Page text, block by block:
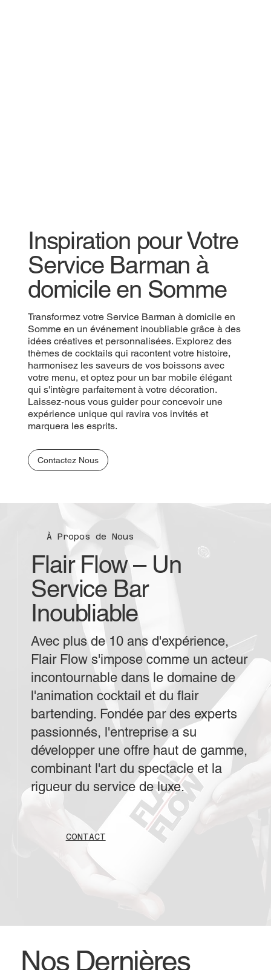
Inspiration pour Votre
Service Barman à
domicile en Somme
Transformez votre Service Barman à domicile en
Somme en un événement inoubliable grâce à des
idées créatives et personnalisées. Explorez des
thèmes de cocktails qui racontent votre histoire,
harmonisez les saveurs de vos boissons avec
votre menu, et optez pour un bar mobile élégant
qui s'intègre parfaitement à votre décoration.
Laissez-nous vous guider pour concevoir une
expérience unique qui ravira vos invités et
marquera les esprits.
Contactez Nous
À Propos de Nous
Flair Flow – Un
Service Bar
Inoubliable
CONTACT
Avec plus de 10 ans d'expérience,
Flair Flow s'impose comme un acteur
incontournable dans le domaine de
l'animation cocktail et du flair
bartending. Fondée par des experts
passionnés, l'entreprise a su
développer une offre haut de gamme,
combinant l'art du spectacle et la
rigueur du service de luxe.
Nos Dernières